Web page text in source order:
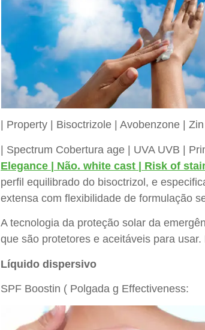
| Property | Bisoctrizole | Avobenzone |
| Spectrum Cobertura age | UVA UVB |
Elegance | Não. white cast | Risk of
perfil equilibrado do bisoctrizol, e
extensa com flexibilidade de formulação
A tecnologia da proteção solar da
que são protetores e aceitáveis para
Líquido dispersivo
SPF Boostin ( Polgada g Effectiveness: